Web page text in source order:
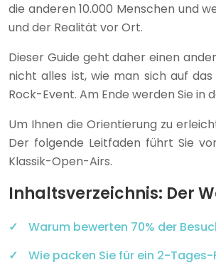
die anderen 10.000 Menschen und
und der Realität vor Ort.
Dieser Guide geht daher einen
nicht alles ist, wie man sich auf
Rock-Event. Am Ende werden Sie in
Um Ihnen die Orientierung zu
Der folgende Leitfaden führt Sie
Klassik-Open-Airs.
Inhaltsverzeichnis: Der
Warum bewerten 70% der
Wie packen Sie für ein 2-Tages-